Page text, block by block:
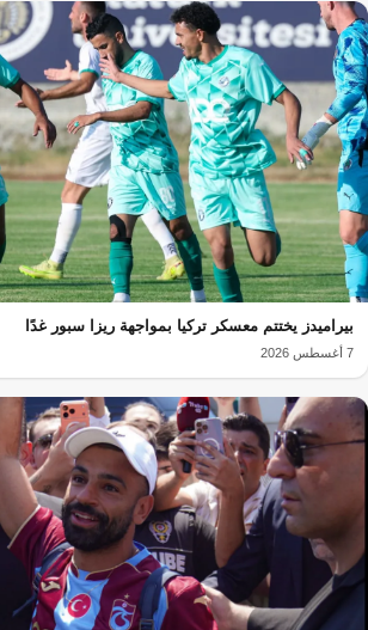
بيراميدز يختتم معسكر تركيا بمواجهة ريزا سبور غدًا
7 أغسطس 2026